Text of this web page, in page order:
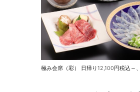
極み会席（彩） 日帰り12,100円税込